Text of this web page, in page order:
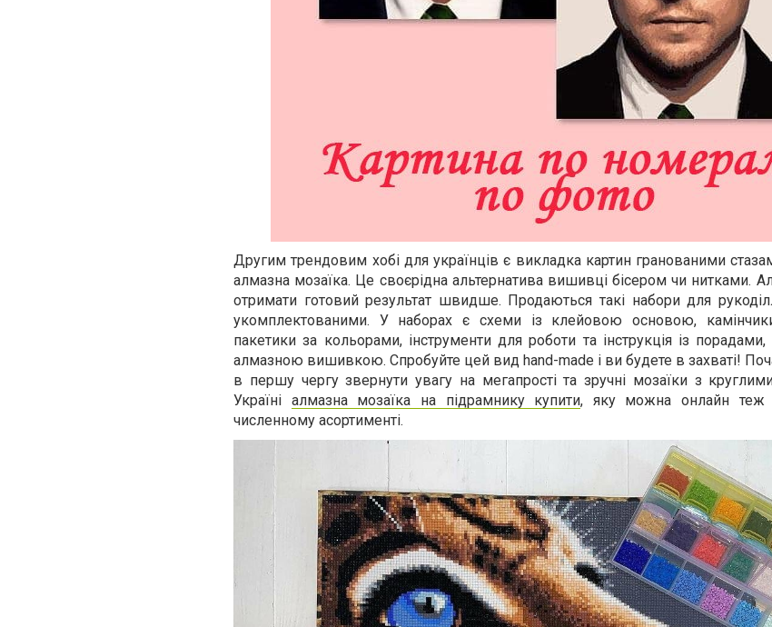
Другим трендовим хобі для українців є викладка картин гранованими
алмазна мозаїка. Це своєрідна альтернатива вишивці бісером чи нитками.
отримати готовий результат швидше. Продаються такі набори для
укомплектованими. У наборах є схеми із клейовою основою,
пакетики за кольорами, інструменти для роботи та інструкція із
алмазною вишивкою. Спробуйте цей вид hand-made і ви будете в захваті!
в першу чергу звернути увагу на мегапрості та зручні мозаїки з
Україні алмазна мозаїка на підрамнику купити, яку можна онлайн теж
численному асортименті.